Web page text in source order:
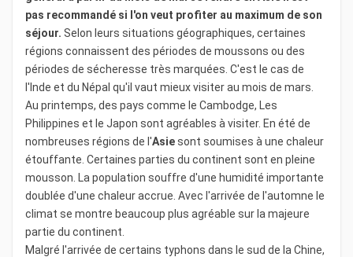
pas recommandé si l'on veut profiter au maximum de son
séjour. Selon leurs situations géographiques, certaines
régions connaissent des périodes de moussons ou des
périodes de sécheresse très marquées. C'est le cas de
l'Inde et du Népal qu'il vaut mieux visiter au mois de mars.
Au printemps, des pays comme le Cambodge, Les
Philippines et le Japon sont agréables à visiter. En été de
nombreuses régions de l'Asiesont soumises à une chaleur
étouffante. Certaines parties du continent sont en pleine
mousson. La population souffre d'une humidité importante
doublée d'une chaleur accrue. Avec l'arrivée de l'automne le
climat se montre beaucoup plus agréable sur la majeure
partie du continent.
Malgré l'arrivée de certains typhons dans le sud de la Chine,